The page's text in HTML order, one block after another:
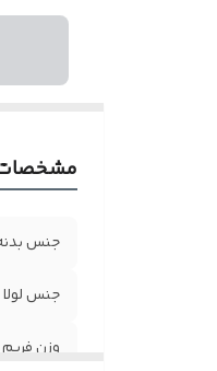
جنس
جنس لولا
وزن فریم